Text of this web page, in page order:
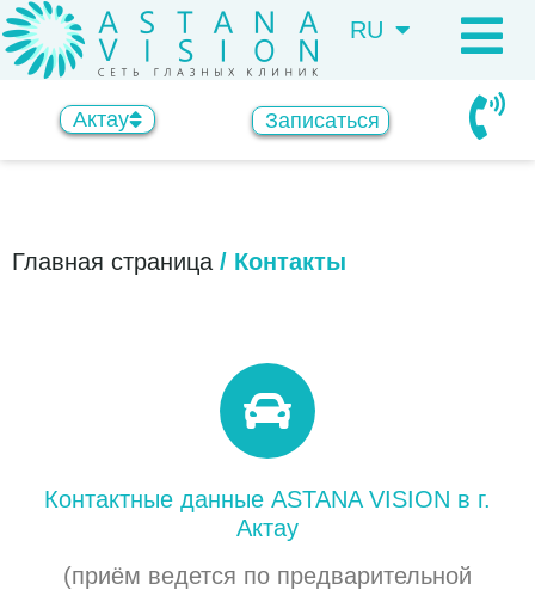
RU
KZ
Актау Записаться
Главная страница / Контакты
Контактные данные ASTANA VISION в г.
Актау
(приём ведется по предварительной